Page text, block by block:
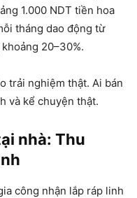
1.000 NDT tiền hoa
tháng dao động từ
20–30%.
trải nghiệm thật. Ai bán
và kể chuyện thật.
nhà: Thu
công nhận lắp ráp linh